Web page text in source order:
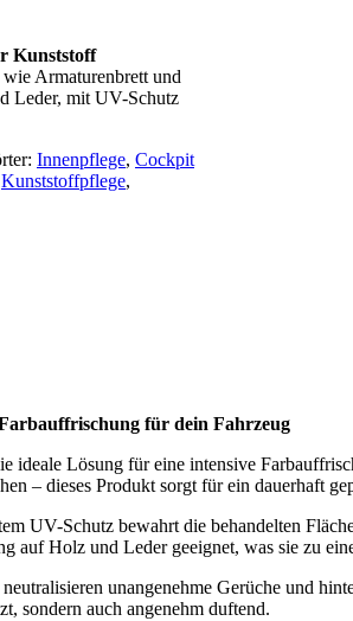
Kunststoff
Armaturenbrett und
Leder, mit UV-Schutz
Innenpflege, Cockpit
Kunststoffpflege,
für dein Fahrzeug
ideale Lösung für eine intensive
– dieses Produkt sorgt für ein dauerhaft
UV-Schutz bewahrt die behandelten
auf Holz und Leder geeignet, was sie zu
unangenehme Gerüche und
sondern auch angenehm duftend.